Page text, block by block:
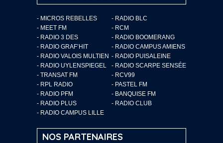
- MICROS REBELLES
- RADIO BLC
- MEET FM
- RCM
- RADIO 3 DES
- RADIO BOOMERANG
- RADIO GRAF’HIT
- RADIO CAMPUS AMIENS
- RADIO VALOIS MULTIEN - RADIO PUISALEINE
- RADIO UYLENSPIEGEL
- RADIO SCARPE SENSÉE
- TRANSAT FM
- RCV99
- RPL RADIO
- PASTEL FM
- RADIO PFM
- BANQUISE FM
- RADIO PLUS
- RADIO CLUB
- RADIO CAMPUS LILLE
NOS PARTENAIRES